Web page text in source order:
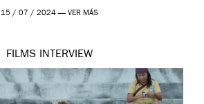
15 / 07 / 2024 — VER MÁS
FILMS INTERVIEW